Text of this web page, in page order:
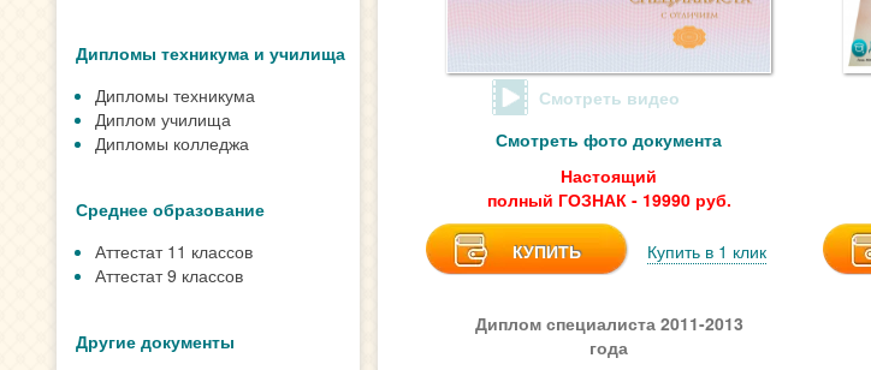
Дипломы техникума и училища
Дипломы техникума
Диплом училища
Дипломы колледжа
Среднее образование
Аттестат 11 классов
Аттестат 9 классов
Другие документы
Смотреть видео
Смотреть фото документа
Настоящий
полный ГОЗНАК - 19990 руб.
КУПИТЬ Купить в 1 клик
Диплом специалиста 2011-2013
года